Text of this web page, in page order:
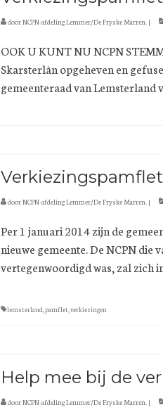
doorNCPN-afdeling Lemmer/De Fryske Marren. |
OOK U KUNT NU NCPN
Skarsterlân opgeheven en
gemeenteraad van
doorNCPN-afdeling Lemmer/De Fryske Marren. |
Per 1 januari 2014 zijn de
nieuwe gemeente. De NCPN die
vertegenwoordigd was, zal zich
lemsterland pamflet verkiezingen
Help mee bij de
doorNCPN-afdeling Lemmer/De Fryske Marren. |